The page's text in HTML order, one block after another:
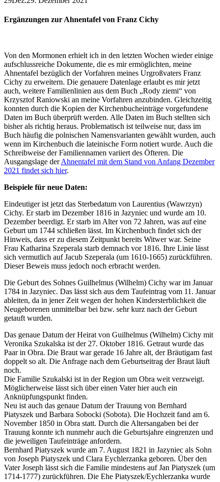
Ergänzungen zur Ahnentafel von Franz Cichy
Von den Mormonen erhielt ich in den letzten Wochen wieder einige
aufschlussreiche Dokumente, die es mir ermöglichten, meine
Ahnentafel bezüglich der Vorfahren meines Urgroßvaters Franz
Cichy zu erweitern. Die genauere Datenlage erlaubt es mir jetzt
auch, weitere Familienlinien aus dem Buch „Rody ziemi“ von
Krzysztof Raniowski an meine Vorfahren anzubinden. Gleichzeitig
konnten durch die Kopien der Kirchenbucheinträge vorgefundene
Daten im Buch überprüft werden. Alle Daten im Buch stellten sich
bisher als richtig heraus. Problematisch ist teilweise nur, dass im
Buch häufig die polnischen Namensvarianten gewählt wurden, auch
wenn im Kirchenbuch die lateinische Form notiert wurde. Auch die
Schreibweise der Familiennamen variiert des Öfteren. Die
Ausgangslage derAhnentafel mit dem Stand von Anfang Dezember
2021 findet sich hier.
Beispiele für neue Daten:
Eindeutiger ist jetzt das Sterbedatum von Laurentius (Wawrzyn)
Cichy. Er starb im Dezember 1816 in Jazyniec und wurde am 10.
Dezember beerdigt. Er starb im Alter von 72 Jahren, was auf eine
Geburt um 1744 schließen lässt. Im Kirchenbuch findet sich der
Hinweis, dass er zu diesem Zeitpunkt bereits Witwer war. Seine
Frau Katharina Szeperala starb demnach vor 1816. Ihre Linie lässt
sich vermutlich auf Jacub Szeperala (um 1610-1665) zurückführen.
Dieser Beweis muss jedoch noch erbracht werden.
Die Geburt des Sohnes Guilhelmus (Wilhelm) Cichy war im Januar
1784 in Jazyniec. Das lässt sich aus dem Taufeintrag vom 11. Januar
ableiten, da in jener Zeit wegen der hohen Kindersterblichkeit die
Neugeborenen unmittelbar bei bzw. sehr kurz nach der Geburt
getauft wurden.
Das genaue Datum der Heirat von Guilhelmus (Wilhelm) Cichy mit
Veronika Szukalska ist der 27. Oktober 1816. Getraut wurde das
Paar in Obra. Die Braut war gerade 16 Jahre alt, der Bräutigam fast
doppelt so alt. Die Anfrage nach dem Geburtseitrag der Braut läuft
noch.
Die Familie Szukalski ist in der Region um Obra weit verzweigt.
Möglicherweise lässt sich über einen Vater hier auch ein
Anknüpfungspunkt finden.
Neu ist auch das genaue Datum der Trauung von Bernhard
Piatyszek und Barbara Sobocki (Sobota). Die Hochzeit fand am 6.
November 1850 in Obra statt. Durch die Altersangaben bei der
Trauung konnte ich nunmehr auch die Geburtsjahre eingrenzen und
die jeweiligen Taufeinträge anfordern.
Bernhard Piatyszek wurde am 7. August 1821 in Jazyniec als Sohn
von Joseph Piatyszek und Clara Eychlerzanka geboren. Über den
Vater Joseph lässt sich die Familie mindestens auf Jan Piatyszek (um
1714-1777) zurückführen. Die Ehe Piatyszek/Eychlerzanka wurde